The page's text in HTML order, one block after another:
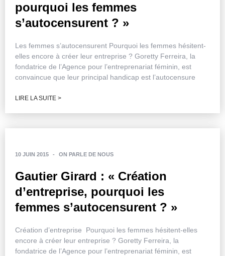
pourquoi les femmes
s’autocensurent ? »
Les femmes s’autocensurent Pourquoi les femmes hésitent-
elles encore à créer leur entreprise ? Goretty Ferreira, la
fondatrice de l’Agence pour l’entreprenariat féminin, est
convaincue que leur principal handicap est l’autocensure
LIRE LA SUITE >
10 JUIN 2015 - ON PARLE DE NOUS
Gautier Girard : « Création
d’entreprise, pourquoi les
femmes s’autocensurent ? »
Création d’entreprise Pourquoi les femmes hésitent-elles
encore à créer leur entreprise ? Goretty Ferreira, la
fondatrice de l’Agence pour l’entreprenariat féminin, est